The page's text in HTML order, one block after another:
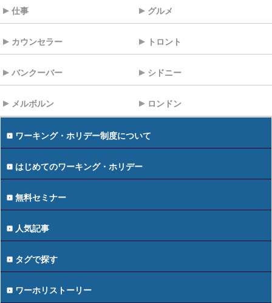
仕事 グルメ
カウンセラー トロント
バンクーバー シドニー
メルボルン ロンドン
ワーキング・ホリデー制度について
はじめてのワーキング・ホリデー
無料セミナー
人気記事
タグで探す
ワーホリストーリー